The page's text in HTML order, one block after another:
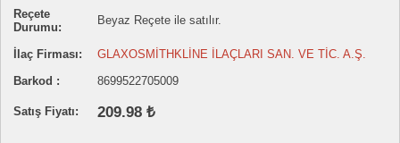
Reçete
Durumu:
Beyaz Reçete ile satılır.
İlaç Firması:
GLAXOSMİTHKLİNE İLAÇLARI SAN. VE TİC. A.Ş.
Barkod :
8699522705009
Satış Fiyatı: 209.98 ₺